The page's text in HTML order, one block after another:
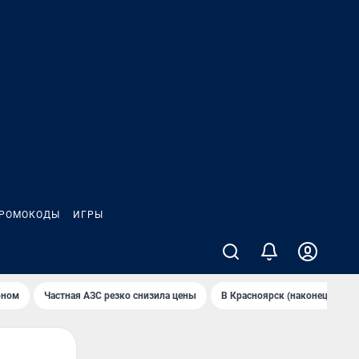
ИГРЫ
Частная АЗС резко снизила цены В Крaсноярск (нaконец-то)